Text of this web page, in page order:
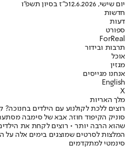
יום שישי, 12.6.2026
כ"ז בסיון תשפ"ו
חדשות
דעות
ספורט
ForReal
תרבות ובידור
אוכל
מגזין
אנחנו מגייסים
English
X
מלך האריות
רוצים ללכת לקולנוע עם הילדים בחנוכה? קבלו 6 המלצות חמות
סוניק הקיפוד חוזר, אבא של סימבה
המלצות לסרטים שמוצגים בימים אלה על
סינמטי למתקדמים